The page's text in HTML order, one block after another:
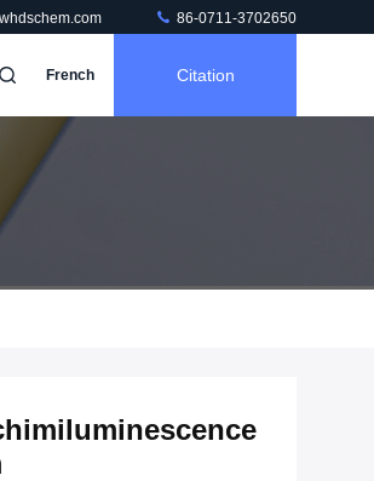
86-0711-3702650
French Citation